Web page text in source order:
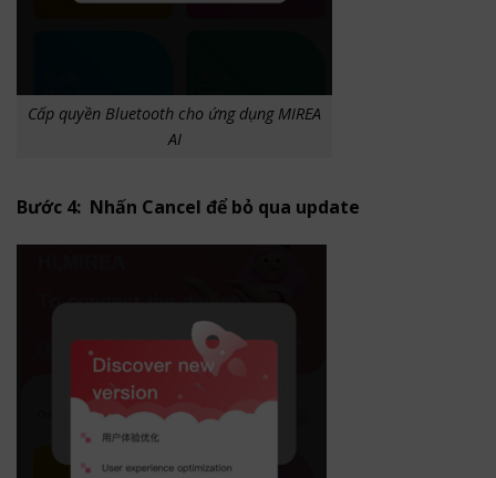
Cấp quyền Bluetooth cho ứng dụng MIREA
AI
Bước 4: Nhấn Cancel để bỏ qua update